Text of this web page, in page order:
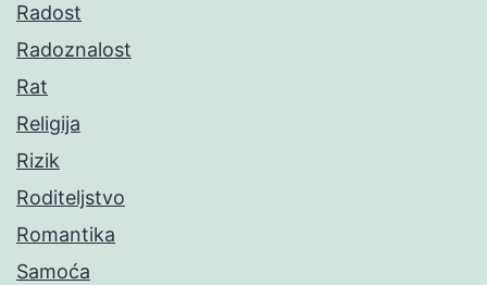
Radost
Radoznalost
Rat
Religija
Rizik
Roditeljstvo
Romantika
Samoća